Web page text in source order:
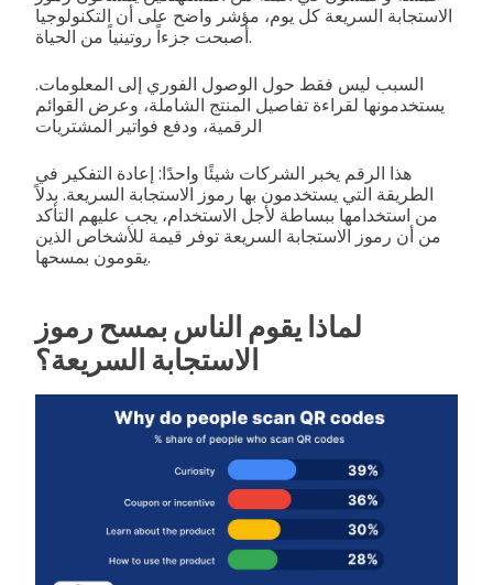
الاستجابة السريعة كل يوم، مؤشر واضح على أن التكنولوجيا
أصبحت جزءاً روتينياً من الحياة.
السبب ليس فقط حول الوصول الفوري إلى المعلومات.
يستخدمونها لقراءة تفاصيل المنتج الشاملة، وعرض القوائم
الرقمية، ودفع فواتير المشتريات
هذا الرقم يخبر الشركات شيئًا واحدًا: إعادة التفكير في
الطريقة التي يستخدمون بها رموز الاستجابة السريعة. بدلاً
من استخدامها ببساطة لأجل الاستخدام، يجب عليهم التأكد
من أن رموز الاستجابة السريعة توفر قيمة للأشخاص الذين
يقومون بمسحها.
لماذا يقوم الناس بمسح رموز
الاستجابة السريعة؟